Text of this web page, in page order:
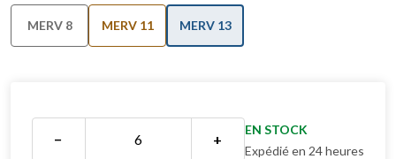
MERV 8 MERV 11 MERV 13
− +
EN STOCK
Expédié en 24 heures